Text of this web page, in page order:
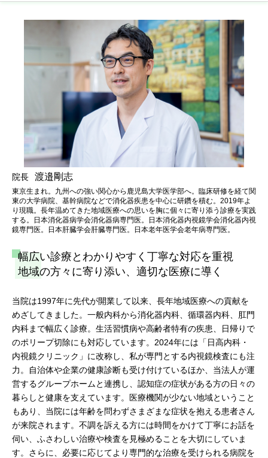
院長 渡邉剛志
東京生まれ。九州への強い関心から鹿児島大学医学部へ。臨床研修を経て関
東の大学病院、基幹病院などで消化器疾患を中心に研鑽を積む。2019年よ
り現職。長年温めてきた地域医療への思いを胸に個々に寄り添う診療を実践
する。日本消化器病学会消化器病専門医。日本消化器内視鏡学会消化器内視
鏡専門医。日本肝臓学会肝臓専門医。日本老年医学会老年病専門医。
幅広い診療とわかりやすく丁寧な対応を重視
地域の方々に寄り添い、適切な医療に導く
当院は1997年に先代が開業して以来、長年地域医療への貢献を
めざしてきました。一般内科から消化器内科、循環器内科、肛門
内科まで幅広く診療。生活習慣病や高齢者特有の疾患、日帰りで
のポリープ切除にも対応しています。2024年には「日高内科・
内視鏡クリニック」に改称し、私が専門とする内視鏡検査にも注
力。自治体や企業の健康診断も受け付けているほか、当法人が運
営するグループホームと連携し、認知症の症状がある方の日々の
暮らしと健康を支えています。医療機関が少ない地域ということ
もあり、当院には年齢を問わずさまざまな症状を抱える患者さん
が来院されます。不調を訴える方には時間をかけて丁寧にお話を
伺い、ふさわしい治療や検査を見極めることを大切にしていま
す。さらに、必要に応じてより専門的な治療を受けられる病院を